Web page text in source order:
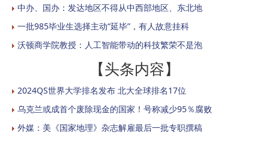
中办、国办：发达地区不得从中西部地区、东北地
一批985毕业生选择主动“延毕”，有人故意挂科
沃顿商学院教授：人工智能带动的科技繁荣不是泡
【头条内容】
2024QS世界大学排名发布 北大全球排名17位
乌克兰或成首个废除现金的国家！号称减少95％腐败
外媒：美《国家地理》杂志解雇最后一批专职撰稿